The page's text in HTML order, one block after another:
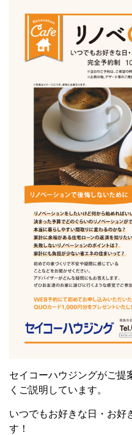
セイコーハウジングがご提
くご説明しています。
いつでもお好きな日・お好
す！